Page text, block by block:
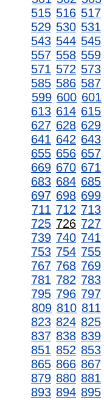
515 516 517
529 530 531
543 544 545
557 558 559
571 572 573
585 586 587
599 600 601
613 614 615
627 628 629
641 642 643
655 656 657
669 670 671
683 684 685
697 698 699
711 712 713
725 726 727
739 740 741
753 754 755
767 768 769
781 782 783
795 796 797
809 810 811
823 824 825
837 838 839
851 852 853
865 866 867
879 880 881
893 894 895